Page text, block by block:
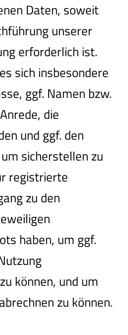
Daten, soweit
unserer
erforderlich ist.
sich insbesondere
ggf. Namen bzw.
die
und ggf. den
sicherstellen zu
registrierte
zu den
haben, um ggf.
können, und um
zu können.